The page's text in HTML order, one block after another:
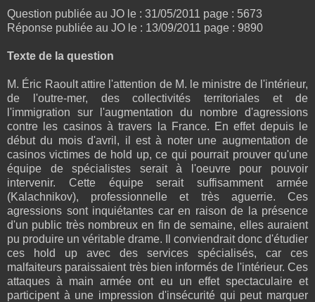
Question publiée au JO le : 31/05/2011 page : 5673
Réponse publiée au JO le : 13/09/2011 page : 9890
Texte de la question
M. Éric Raoult attire l'attention de M. le ministre de l'intérieur,
de l'outre-mer, des collectivités territoriales et de
l'immigration sur l'augmentation du nombre d'agressions
contre les casinos à travers la France. En effet depuis le
début du mois d'avril, il est à noter une augmentation de
casinos victimes de hold up, ce qui pourrait prouver qu'une
équipe de spécialistes serait à l'oeuvre pour pouvoir
intervenir. Cette équipe serait suffisamment armée
(Kalachnikov), professionnelle et très aguerrie. Ces
agressions sont inquiétantes car en raison de la présence
d'un public très nombreux en fin de semaine, elles auraient
pu produire un véritable drame. Il conviendrait donc d'étudier
ces hold up avec des services spécialisés, car ces
malfaiteurs paraissaient très bien informés de l'intérieur. Ces
attaques à main armée ont eu un effet spectaculaire et
participent à une impression d'insécurité qui peut marquer